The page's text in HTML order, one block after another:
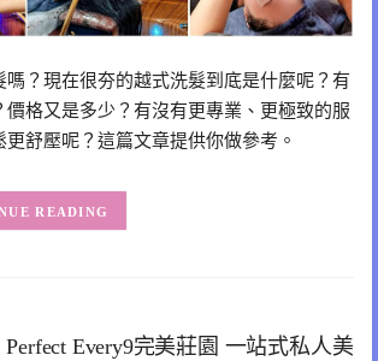
嗎？現在很夯的越式洗髮到底是什麼呢？有
價格又是多少？有沒有更專業、更極致的服
舒壓呢？這篇文章提供你做參考。
READING
Perfect Every9完美莊園 一站式私人美